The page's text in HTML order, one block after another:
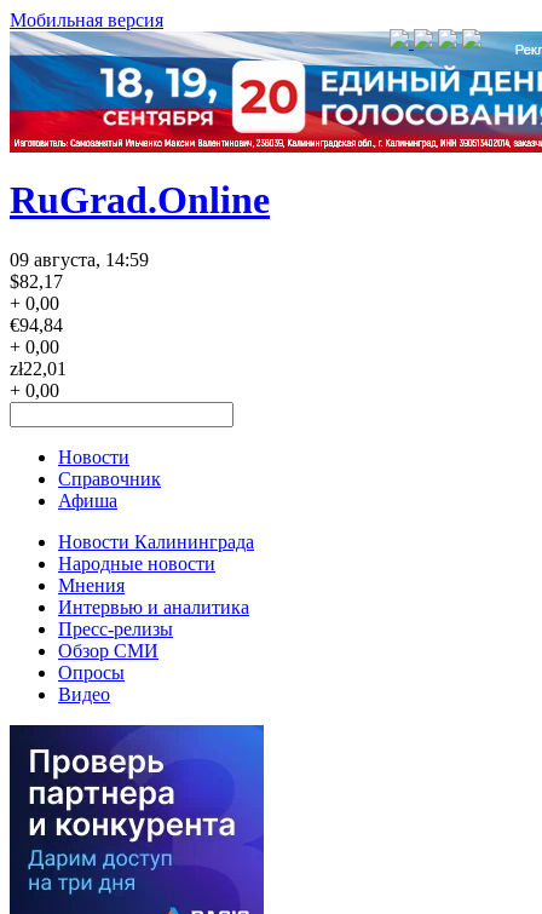
Мобильная версия
RuGrad.Online
09 августа, 14:59
$82,17
+ 0,00
€94,84
+ 0,00
zł22,01
+ 0,00
Новости
Справочник
Афиша
Новости Калининграда
Народные новости
Мнения
Интервью и аналитика
Пресс-релизы
Обзор СМИ
Опросы
Видео